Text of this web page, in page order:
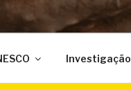
Investigação